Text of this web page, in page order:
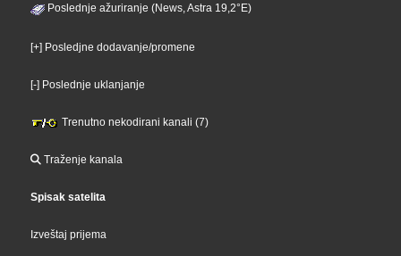
Poslednje ažuriranje (News, Astra 19,2°E)
[+] Posledjne dodavanje/promene
[-] Poslednje uklanjanje
Trenutno nekodirani kanali (7)
Traženje kanala
Spisak satelita
Izveštaj prijema